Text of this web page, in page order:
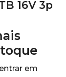
16V 3p
em